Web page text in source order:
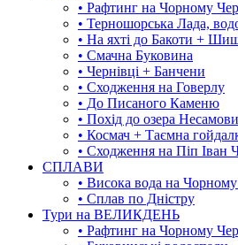
• Рафтинг на Чорному
• Терношорська Лада,
• На яхті до Бакоти +
• Смачна Буковина
• Чернівці + Банчени
• Сходження на Говерлу
• До Писаного Каменю
• Похід до озера
• Космач + Таємна
• Сходження на Піп Іван
СПЛАВИ
• Висока вода на
• Сплав по Дністру
Тури на ВЕЛИКДЕНЬ
• Рафтинг на Чорному